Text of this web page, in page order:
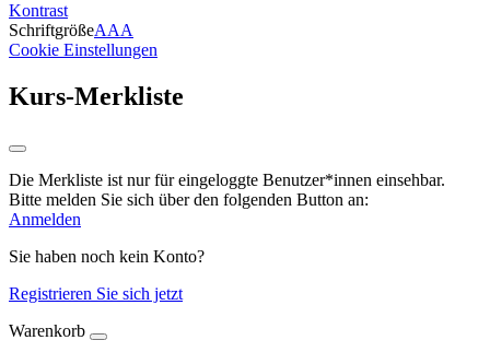
Kontrast
SchriftgrößeAAA
Cookie Einstellungen
Kurs-Merkliste
Die Merkliste ist nur für eingeloggte Benutzer*innen einsehbar.
Bitte melden Sie sich über den folgenden Button an:
Anmelden
Sie haben noch kein Konto?
Registrieren Sie sich jetzt
Warenkorb